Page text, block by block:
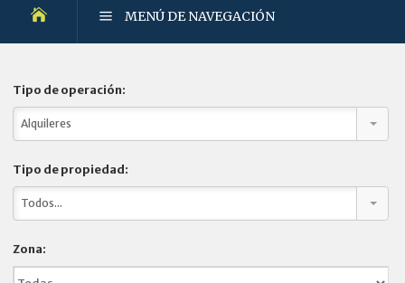
MENÚ DE NAVEGACIÓN
Tipo de operación:
Alquileres
Tipo de propiedad:
Todos...
Zona: